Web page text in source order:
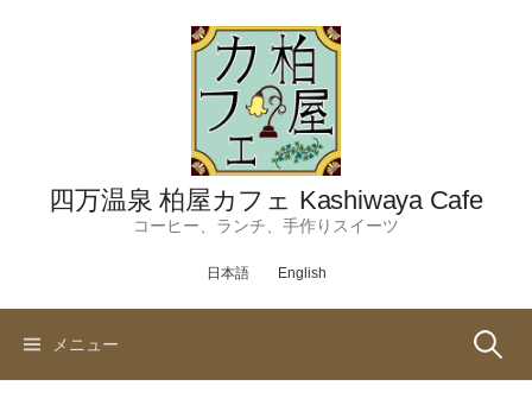
四万温泉 柏屋カフェ Kashiwaya Cafe
コーヒー、ランチ、手作りスイーツ
日本語 English
メニュー 検